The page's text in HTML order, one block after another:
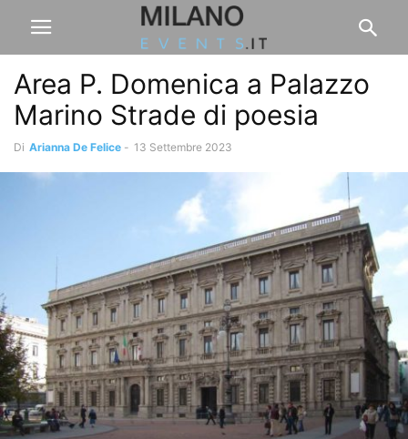
Area P. Domenica a Palazzo
Marino Strade di poesia
Di Arianna De Felice - 13 Settembre 2023